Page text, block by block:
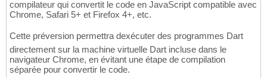
compilateur qui convertit le code en JavaScript compatible avec
Chrome, Safari 5+ et Firefox 4+, etc.
Cette préversion permettra dexécuter des programmes Dart
directement sur la machine virtuelle Dart incluse dans le
navigateur Chrome, en évitant une étape de compilation
séparée pour convertir le code.